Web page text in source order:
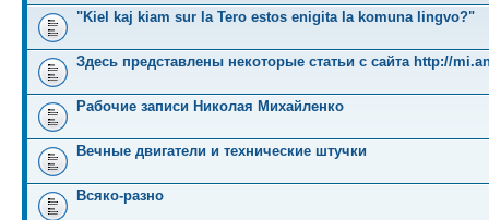
"Kiel kaj kiam sur la Tero estos enigita la komuna lingvo?"
Здесь представлены некоторые статьи с сайта http://
Рабочие записи Николая Михайленко
Вечные двигатели и технические штучки
Всяко-разно